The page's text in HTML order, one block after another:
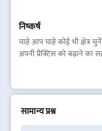
निष्कर्ष
चाहे आप चाहे कोई भी क्षेत्र
अपनी प्रैक्टिस को बढ़ाने का
सामान्य प्रश्न